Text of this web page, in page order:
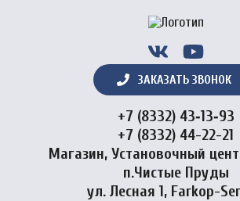
ЗАКАЗАТЬ ЗВОНОК
+7 (8332) 43‑13‑93
+7 (8332) 44-22-21
Магазин, Установочный
п.Чистые Пруды
ул. Лесная 1, Farkop-